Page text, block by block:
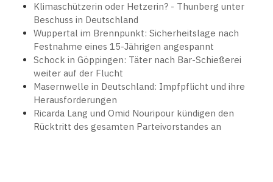
Klimaschützerin oder Hetzerin? - Thunberg unter
Beschuss in Deutschland
Wuppertal im Brennpunkt: Sicherheitslage nach
Festnahme eines 15-Jährigen angespannt
Schock in Göppingen: Täter nach Bar-Schießerei
weiter auf der Flucht
Masernwelle in Deutschland: Impfpflicht und ihre
Herausforderungen
Ricarda Lang und Omid Nouripour kündigen den
Rücktritt des gesamten Parteivorstandes an